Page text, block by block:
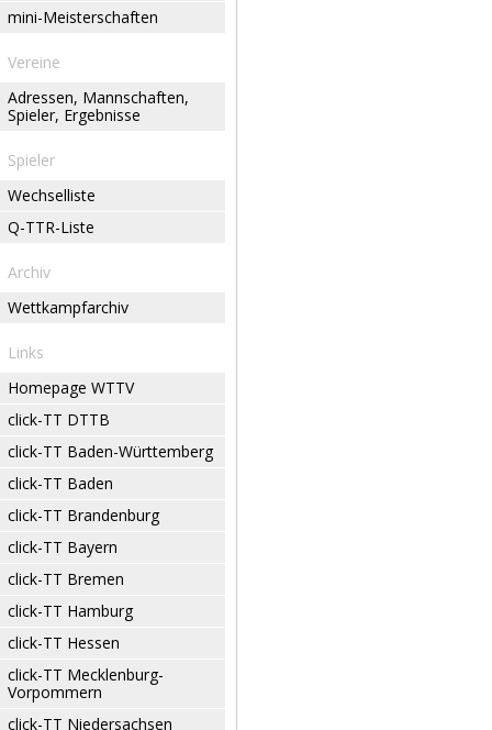
mini-Meisterschaften
Vereine
Adressen, Mannschaften,
Spieler, Ergebnisse
Spieler
Wechselliste
Q-TTR-Liste
Archiv
Wettkampfarchiv
Links
Homepage WTTV
click-TT DTTB
click-TT Baden-Württemberg
click-TT Baden
click-TT Brandenburg
click-TT Bayern
click-TT Bremen
click-TT Hamburg
click-TT Hessen
click-TT Mecklenburg-
Vorpommern
click-TT Niedersachsen